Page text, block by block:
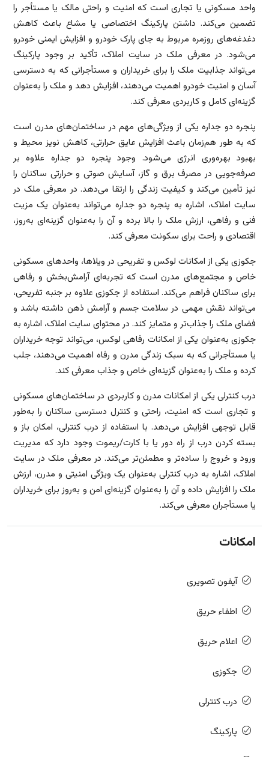
واحد مسکونی یا تجاری است که امنیت و راحتی مالک یا مستأجر را
تضمین می‌کند. داشتن پارکینگ اختصاصی یا مشاع باعث کاهش
دغدغه‌های روزمره مربوط به جای پارک خودرو و افزایش ایمنی خودرو
می‌شود. در معرفی ملک در سایت املاک، تأکید بر وجود پارکینگ
می‌تواند جذابیت ملک را برای خریداران و مستأجرانی که به دسترسی
آسان و امنیت خودرو اهمیت می‌دهند، افزایش دهد و ملک را به‌عنوان
گزینه‌ای کامل و کاربردی معرفی کند.
پنجره دو جداره یکی از ویژگی‌های مهم در ساختمان‌های مدرن است
که به طور هم‌زمان باعث افزایش عایق حرارتی، کاهش نویز محیط و
بهبود بهره‌وری انرژی می‌شود. وجود پنجره دو جداره علاوه بر
صرفه‌جویی در مصرف برق و گاز، آسایش صوتی و حرارتی ساکنان را
نیز تأمین می‌کند و کیفیت زندگی را ارتقا می‌دهد. در معرفی ملک در
سایت املاک، اشاره به پنجره دو جداره می‌تواند به‌عنوان یک مزیت
فنی و رفاهی، ارزش ملک را بالا برده و آن را به‌عنوان گزینه‌ای به‌روز،
اقتصادی و راحت برای سکونت معرفی کند.
جکوزی یکی از امکانات لوکس و تفریحی در ویلاها، واحدهای مسکونی
خاص و مجتمع‌های مدرن است که تجربه‌ای آرامش‌بخش و رفاهی
برای ساکنان فراهم می‌کند. استفاده از جکوزی علاوه بر جنبه تفریحی،
می‌تواند نقش مهمی در سلامت جسم و آرامش ذهن داشته باشد و
فضای ملک را جذاب‌تر و متمایز کند. در محتوای سایت املاک، اشاره به
جکوزی به‌عنوان یکی از امکانات رفاهی لوکس، می‌تواند توجه خریداران
یا مستأجرانی که به سبک زندگی مدرن و رفاه اهمیت می‌دهند، جلب
کرده و ملک را به‌عنوان گزینه‌ای خاص و جذاب معرفی کند.
درب کنترلی یکی از امکانات مدرن و کاربردی در ساختمان‌های مسکونی
و تجاری است که امنیت، راحتی و کنترل دسترسی ساکنان را به‌طور
قابل توجهی افزایش می‌دهد. با استفاده از درب کنترلی، امکان باز و
بسته کردن درب از راه دور یا با کارت/ریموت وجود دارد که مدیریت
ورود و خروج را ساده‌تر و مطمئن‌تر می‌کند. در معرفی ملک در سایت
املاک، اشاره به درب کنترلی به‌عنوان یک ویژگی امنیتی و مدرن، ارزش
ملک را افزایش داده و آن را به‌عنوان گزینه‌ای امن و به‌روز برای خریداران
یا مستأجران معرفی می‌کند.
امکانات
آیفون تصویری
اطفاء حریق
اعلام حریق
جکوزی
درب کنترلی
پارکینگ